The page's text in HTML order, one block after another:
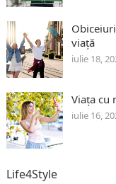
viață
iulie 18,
Viața cu
iulie 16,
Life4Style